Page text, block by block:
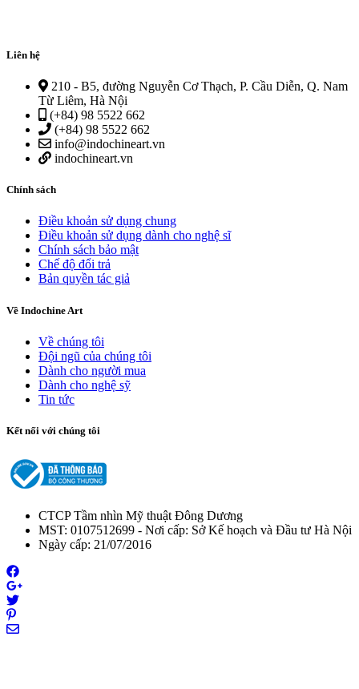
Liên hệ
210 - B5, đường Nguyễn Cơ Thạch, P. Cầu Diễn, Q. Nam
Từ Liêm, Hà Nội
(+84) 98 5522 662
(+84) 98 5522 662
info@indochineart.vn
indochineart.vn
Chính sách
Điều khoản sử dụng chung
Điều khoản sử dụng dành cho nghệ sĩ
Chính sách bảo mật
Chế độ đổi trả
Bản quyền tác giả
Về Indochine Art
Về chúng tôi
Đội ngũ của chúng tôi
Dành cho người mua
Dành cho nghệ sỹ
Tin tức
Kết nối với chúng tôi
CTCP Tầm nhìn Mỹ thuật Đông Dương
MST: 0107512699 - Nơi cấp: Sở Kế hoạch và Đầu tư Hà Nội
Ngày cấp: 21/07/2016